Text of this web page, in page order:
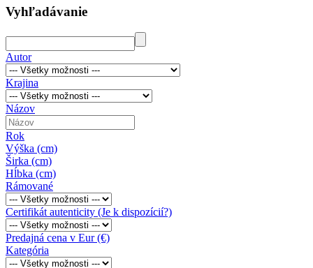
Vyhľadávanie
Autor
Krajina
Názov
Rok
Výška (cm)
Širka (cm)
Hĺbka (cm)
Rámované
Certifikát autenticity (Je k dispozícií?)
Predajná cena v Eur (€)
Kategória